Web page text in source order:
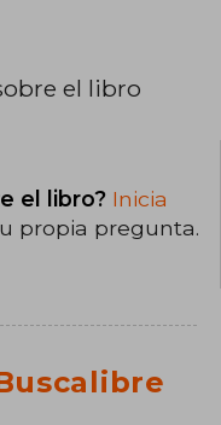
el libro
el libro? Inicia
propia pregunta.